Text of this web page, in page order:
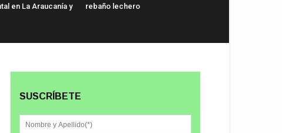
en La Araucanía y
rebaño lechero
SUSCRÍBETE